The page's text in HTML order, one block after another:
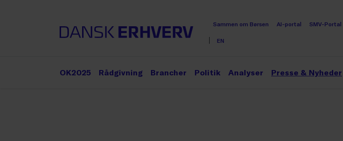
Sammen om Børsen AI-portal SMV-Portal
EN
OK2025 Rådgivning Brancher Politik Analyser Presse & Nyheder